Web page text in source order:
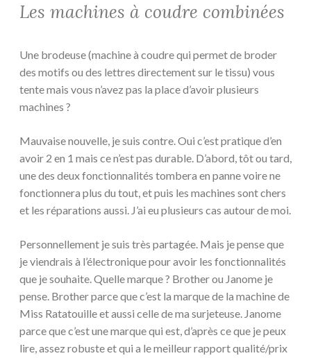
Les machines à coudre combinées
Une brodeuse (machine à coudre qui permet de broder
des motifs ou des lettres directement sur le tissu) vous
tente mais vous n’avez pas la place d’avoir plusieurs
machines ?
Mauvaise nouvelle, je suis contre. Oui c’est pratique d’en
avoir 2 en 1 mais ce n’est pas durable. D’abord, tôt ou tard,
une des deux fonctionnalités tombera en panne voire ne
fonctionnera plus du tout, et puis les machines sont chers
et les réparations aussi. J’ai eu plusieurs cas autour de moi.
Personnellement je suis très partagée. Mais je pense que
je viendrais à l’électronique pour avoir les fonctionnalités
que je souhaite. Quelle marque ? Brother ou Janome je
pense. Brother parce que c’est la marque de la machine de
Miss Ratatouille et aussi celle de ma surjeteuse. Janome
parce que c’est une marque qui est, d’après ce que je peux
lire, assez robuste et qui a le meilleur rapport qualité/prix